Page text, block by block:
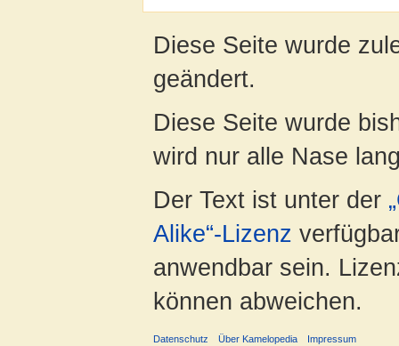
Diese Seite wurde
geändert.
Diese Seite wurde
wird nur alle Nase
Der Text ist unter der
Alike“-Lizenz
anwendbar sein.
können abweichen.
Datenschutz Über Kamelopedia Impressum